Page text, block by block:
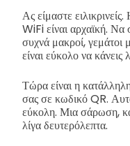
Ας είμαστε
WiFi είναι αρχαϊκή. Να
συχνά μακροί, γεμάτοι
είναι εύκολο να κάνεις
Τώρα είναι η
σας σε κωδικό QR.
εύκολη. Μια σάρωση,
λίγα δευτερόλεπτα.